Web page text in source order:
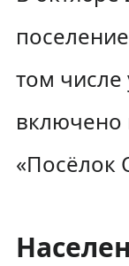
том
включено
«Посёлок